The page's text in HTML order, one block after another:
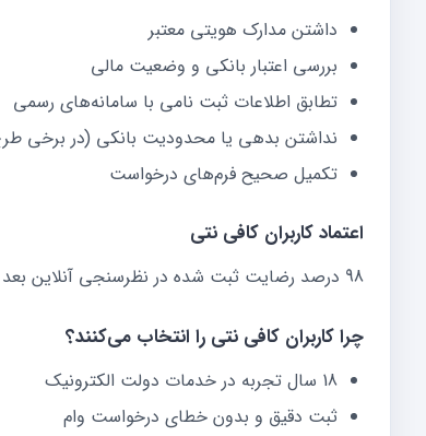
داشتن مدارک هویتی معتبر
بررسی اعتبار بانکی و وضعیت مالی
تطابق اطلاعات ثبت نامی با سامانه‌های رسمی
نداشتن بدهی یا محدودیت بانکی (در برخی
تکمیل صحیح فرم‌های درخواست
اعتماد کاربران کافی نتی
98 درصد رضایت ثبت شده در نظرسنجی آنلاین بعد از انجام سفارش
چرا کاربران کافی نتی را انتخاب می‌کنند؟
18 سال تجربه در خدمات دولت الکترونیک
ثبت دقیق و بدون خطای درخواست وام